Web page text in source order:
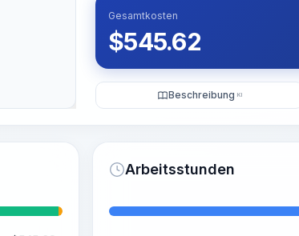
Gesamtkosten
$545.62
Beschreibung KI
Arbeitsstunden